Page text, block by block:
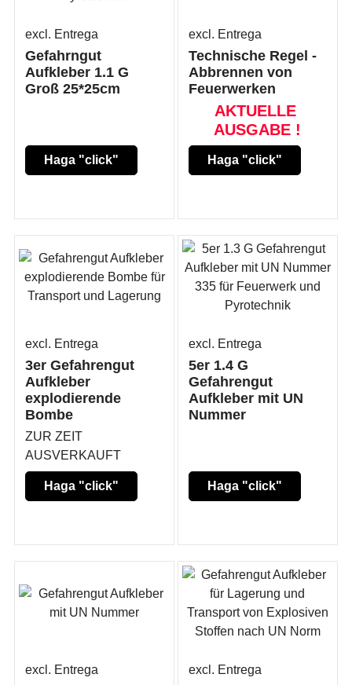
excl. Entrega
Gefahrngut
Aufkleber 1.1 G
Groß 25*25cm
Haga "click"
excl. Entrega
Technische Regel -
Abbrennen von
Feuerwerken
AKTUELLE
AUSGABE !
Haga "click"
excl. Entrega
3er Gefahrengut
Aufkleber
explodierende
Bombe
ZUR ZEIT
AUSVERKAUFT
Haga "click"
excl. Entrega
5er 1.4 G
Gefahrengut
Aufkleber mit UN
Nummer
Haga "click"
excl. Entrega excl. Entrega